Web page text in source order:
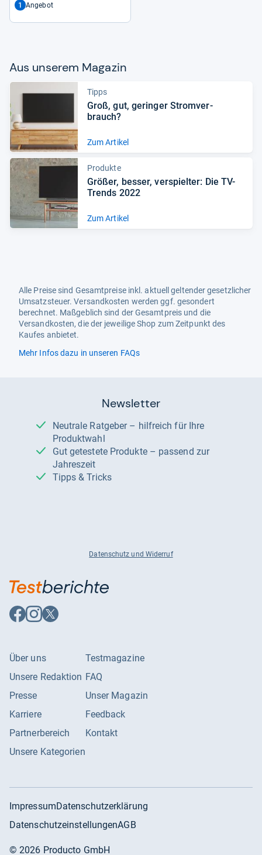
1 Angebot
Aus unse­rem Maga­zin
Tipps
Groß, gut, gerin­ger Strom­ver­
brauch?
Zum Artikel
Produkte
Grö­ßer, bes­ser, ver­spiel­ter: Die TV-​
Trends 2022
Zum Artikel
Alle Preise sind Gesamtpreise inkl. aktuell geltender gesetzlicher
Umsatzsteuer. Versandkosten werden ggf. gesondert
berechnet. Maßgeblich sind der Gesamtpreis und die
Versandkosten, die der jeweilige Shop zum Zeitpunkt des
Kaufes anbietet.
Mehr Infos dazu in unseren FAQs
Newsletter
Neutrale Ratgeber – hilfreich für Ihre
Produktwahl
Gut getestete Produkte – passend zur
Jahreszeit
Tipps & Tricks
Datenschutz und Widerruf
Auf
Facebook
Auf
Instagram
Auf
X
Über uns
Unsere Redaktion
Presse
Karriere
Partnerbereich
Unsere Kategorien
Testmagazine
FAQ
Unser Magazin
Feedback
Kontakt
ImpressumDatenschutzerklärung
DatenschutzeinstellungenAGB
©2026 Producto GmbH